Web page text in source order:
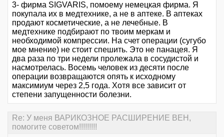
3- фирма SIGVARIS, помоему немецкая фирма. Я
покупала их в медтехнике, а не в аптеке. В аптеках
продают косметические, а не лечебные. В
медтехнике подбирают по твоим меркам и
необходимой компрессии. На счет операции (сугубо
мое мнение) не стоит спешить. Это не панацея. Я
два раза по три недели пролежала в сосудистой и
насмотрелась. Восемь человек из десяти после
операции возвращаются опять к исходному
максимиум через 2,5 года. Хотя все зависит от
степени запущенности болезни.
Re: У меня ВАРИКОЗНОЕ РАСШИРЕНИЕ ВЕН,
помогите советом!!!!!!!!!